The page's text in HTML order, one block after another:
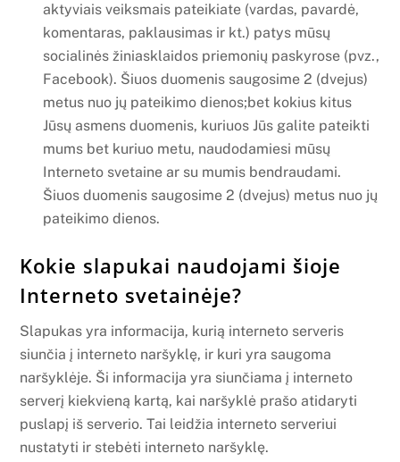
aktyviais veiksmais pateikiate (vardas, pavardė,
komentaras, paklausimas ir kt.) patys mūsų
socialinės žiniasklaidos priemonių paskyrose (pvz.,
Facebook). Šiuos duomenis saugosime 2 (dvejus)
metus nuo jų pateikimo dienos;bet kokius kitus
Jūsų asmens duomenis, kuriuos Jūs galite pateikti
mums bet kuriuo metu, naudodamiesi mūsų
Interneto svetaine ar su mumis bendraudami.
Šiuos duomenis saugosime 2 (dvejus) metus nuo jų
pateikimo dienos.
Kokie slapukai naudojami šioje
Interneto svetainėje?
Slapukas yra informacija, kurią interneto serveris
siunčia į interneto naršyklę, ir kuri yra saugoma
naršyklėje. Ši informacija yra siunčiama į interneto
serverį kiekvieną kartą, kai naršyklė prašo atidaryti
puslapį iš serverio. Tai leidžia interneto serveriui
nustatyti ir stebėti interneto naršyklę.